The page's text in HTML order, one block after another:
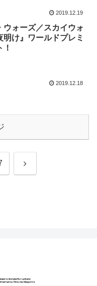
2019.12.19
ウォーズ／スカイウォ
明け』ワールドプレミ
2019.12.18
次